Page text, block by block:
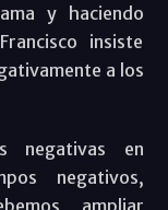
y haciendo
insiste
a los
negativas en
negativos,
ampliar